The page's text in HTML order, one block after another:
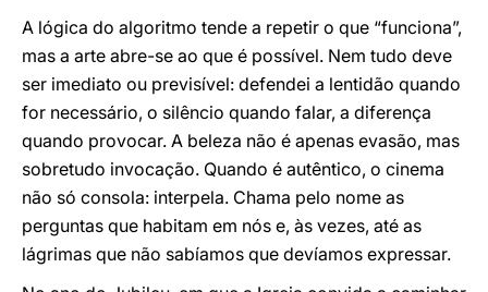
A lógica do algoritmo tende a repetir o que “funciona”,
mas a arte abre-se ao que é possível. Nem tudo deve
ser imediato ou previsível: defendei a lentidão quando
for necessário, o silêncio quando falar, a diferença
quando provocar. A beleza não é apenas evasão, mas
sobretudo invocação. Quando é autêntico, o cinema
não só consola: interpela. Chama pelo nome as
perguntas que habitam em nós e, às vezes, até as
lágrimas que não sabíamos que devíamos expressar.